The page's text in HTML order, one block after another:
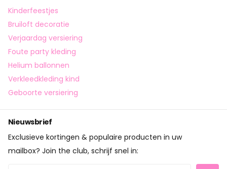
Kinderfeestjes
Bruiloft decoratie
Verjaardag versiering
Foute party kleding
Helium ballonnen
Verkleedkleding kind
Geboorte versiering
Nieuwsbrief
Exclusieve kortingen & populaire producten in uw
mailbox? Join the club, schrijf snel in: